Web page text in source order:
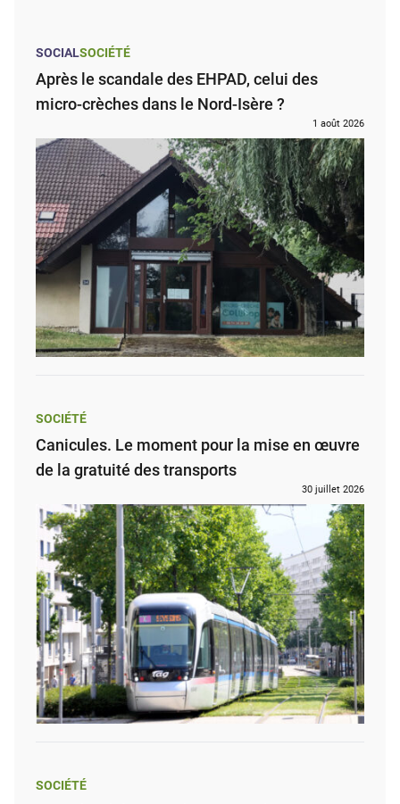
SOCIALSOCIÉTÉ
Après le scandale des EHPAD, celui des
micro-crèches dans le Nord-Isère ?
1 août 2026
SOCIÉTÉ
Canicules. Le moment pour la mise en œuvre
de la gratuité des transports
30 juillet 2026
SOCIÉTÉ